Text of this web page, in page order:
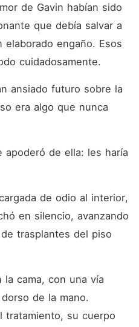
de Gavin habían sido
que debía salvar a
engaño. Esos
cuidadosamente.
ansiado futuro sobre la
era algo que nunca
apoderó de ella: les haría
de odio al interior,
en silencio, avanzando
trasplantes del piso
la cama, con una vía
de la mano.
tratamiento, su cuerpo